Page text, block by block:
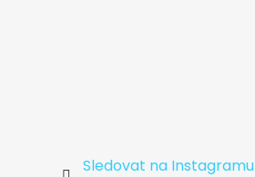
Sledovat na Instagramu